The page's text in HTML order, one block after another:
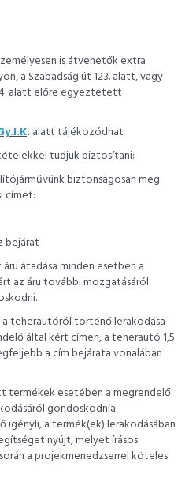
is átvehetők extra
a Szabadság út 123. alatt, vagy
alatt előre egyeztetett
. alatt tájékozódhat
tudjuk biztosítani:
biztonságosan meg
címet:
bejárat
átadása minden esetben a
az áru további mozgatásáról
teherautóról történő lerakodása
által kért címen, a teherautó 1,5
a cím bejárata vonalában
termékek esetében a megrendelő
gondoskodnia.
igényli, a termék(ek) lerakodásában
nyújt, melyet írásos
a projekmenedzserrel köteles